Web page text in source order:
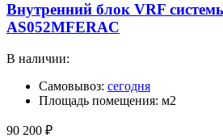
Внутренний блок VRF
AS052MFERAC
В наличии:
Самовывоз: сегодня
Площадь помещения: м2
90 200 ₽